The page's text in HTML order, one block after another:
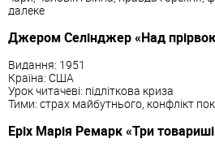
далеке
Джером Селінджер «Над
Видання: 1951
Країна: США
Урок читачеві: підліткова криза
Тими: страх майбутнього, конфлікт
Еріх Марія Ремарк «Три